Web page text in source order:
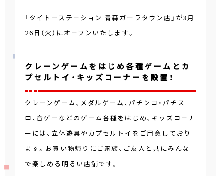
「タイトーステーション 青森ガーラタウン店」が3月
26日（火）にオープンいたします。
クレーンゲームをはじめ各種ゲームとカ
プセルトイ・キッズコーナーを設置！
クレーンゲーム、メダルゲーム、パチンコ・パチス
ロ、音ゲーなどのゲーム各種をはじめ、キッズコーナ
ーには、立体遊具やカプセルトイをご用意しており
ます。お買い物帰りにご家族、ご友人と共にみんな
で楽しめる明るい店舗です。